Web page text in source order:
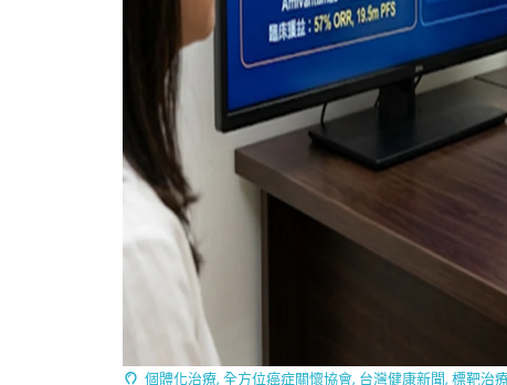
個體化治療, 全方位癌症關懷協會, 台灣健康新聞, 標靶治